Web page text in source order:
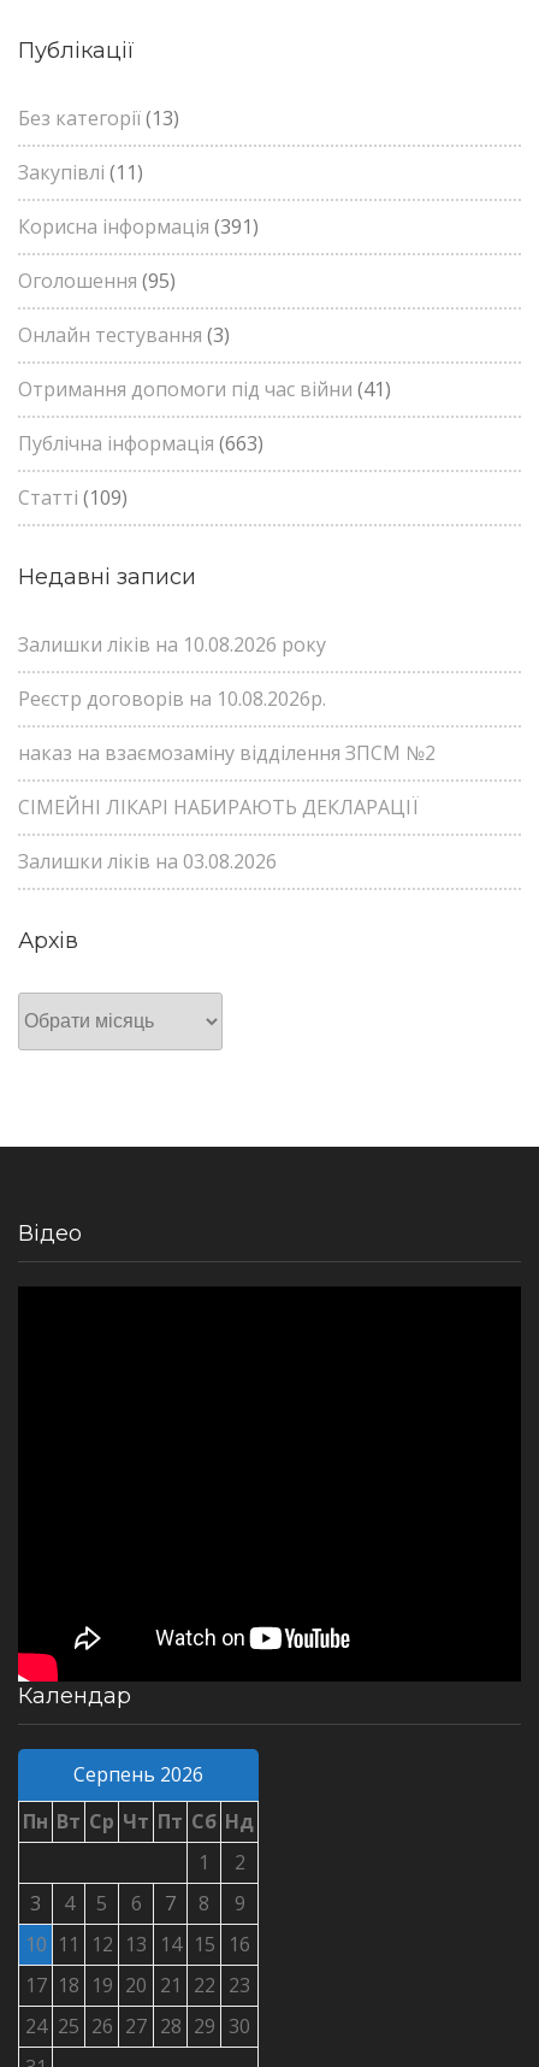
Публікації
Без категорії(13)
Закупівлі (11)
Корисна інформація (391)
Оголошення (95)
Онлайн тестування (3)
Отримання допомоги під час війни (41)
Публічна інформація (663)
Статті (109)
Недавні записи
Залишки ліків на 10.08.2026 року
Реєстр договорів на 10.08.2026р.
наказ на взаємозаміну відділення ЗПСМ №2
СІМЕЙНІ ЛІКАРІ НАБИРАЮТЬ ДЕКЛАРАЦІЇ
Залишки ліків на 03.08.2026
Архів
Архів
Відео
Календар
Серпень 2026
Пн Вт Ср Чт Пт Сб Нд
1
2
3
4 5 6 7 8
9
10 11 12 13 14 15
16
17 18 19 20 21 22 23
24 25 26 27 28 29 30